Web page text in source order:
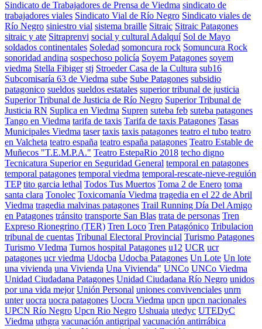
Sindicato de Trabajadores de Prensa de Viedma sindicato de
trabajadores viales Sindicato Vial de Río Negro Sindicato viales de
Río Negro siniestro vial sistema braille Sitraic Sitraic Patagones
sitraic y ate Sitraprenvi social y cultural Adalquí Sol de Mayo
soldados continentales Soledad somoncura rock Somuncura Rock
sonoridad andina sospechoso policía Soyem Patagones soyem
viedma Stella Fibiger stj Stroeder Casa de la Cultura sub16
Subcomisaría 63 de Viedma sube Sube Patagones subsidio
patagonico sueldos sueldos estatales superior tribunal de justicia
Superior Tribunal de Justicia de Río Negro Superior Tribunal de
Justicia RN Suplica en Viedma Supren suteba feb suteba patagones
Tango en Viedma tarifa de taxis Tarifa de taxis Patagones Tasas
Municipales Viedma taser taxis taxis patagones teatro el tubo teatro
en Valcheta teatro españa teatro españa patagones Teatro Estable de
Muñecos "T.E.M.P.A." Teatro EstepaRio 2018 techo digno
Tecnicatura Superior en Seguridad General temporal en patagones
temporal patagones temporal viedma temporal-rescate-nieve-reguión
TEP tito garcia lethal Todos Tus Muertos Toma 2 de Enero toma
santa clara Tonolec Toxicomanía Viedma tragedia en el 22 de Abril
Viedma tragedia malvinas patagones Trail Running Día Del Amigo
en Patagones tránsito transporte San Blas trata de personas Tren
Expreso Rionegrino (TER) Tren Loco Tren Patagónico Tribulacion
tribunal de cuentas Tribunal Electoral Provincial Turismo Patagones
Turismo VIedma Turnos hospital Patagones u12 UCR ucr
patagones ucr viedma Udocba Udocba Patagones Un Lote Un lote
una vivienda una Vivienda Una Vivienda" UNCo UNCo Viedma
Unidad Ciudadana Patagones Unidad Ciudadana Río Negro unidos
por una vida mejor Unión Personal uniones convivenciales unrn
unter uocra uocra patagones Uocra Viedma upcn upcn nacionales
UPCN Río Negro Upcn Rio Negro Ushuaia utedyc UTEDyC
Viedma uthgra vacunación antigripal vacunación antirrábica